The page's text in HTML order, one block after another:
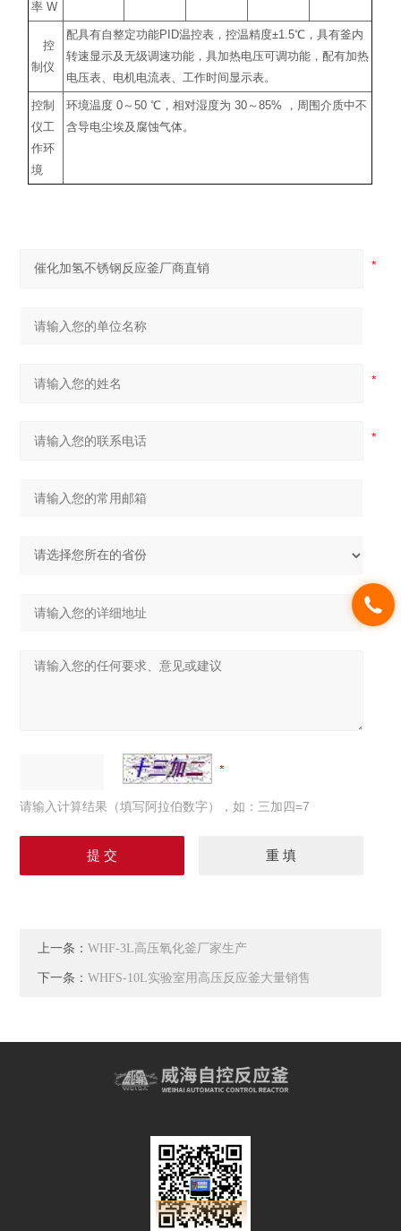
率 W
控
制仪
配具有自整定功能PID温控表，控温精度±1.5℃ ，具有釜内
转速显示及无级调速功能，具加热电压可调功能，配有加热
电压表、电机电流表、工作时间显示表。
控制
仪工
作环
境
环境温度 0～50℃ ，相对湿度为 30～85%
，周围介质中不
含导电尘埃及腐蚀气体。
请输入计算结果（填写阿拉伯数字），如：三加四=7
上一条：WHF-3L高压氧化釜厂家生产
下一条：WHFS-10L实验室用高压反应釜大量销售